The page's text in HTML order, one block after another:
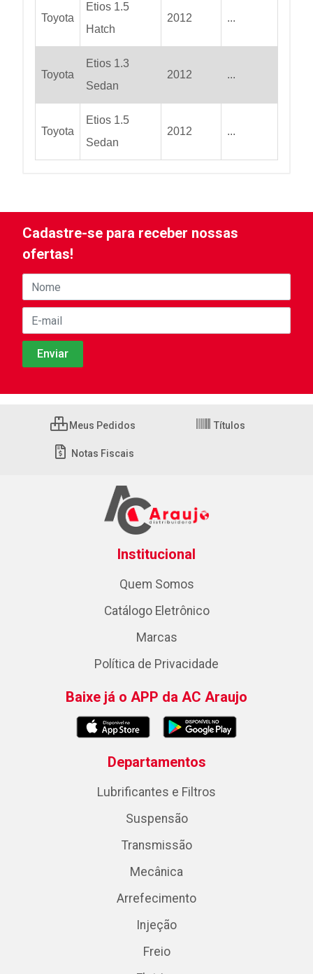
Toyota
Etios 1.5
Hatch
2012 ...
Toyota
Etios 1.3
Sedan
2012 ...
Toyota
Etios 1.5
Sedan
2012 ...
Cadastre-se para receber nossas
ofertas!
Meus Pedidos Títulos
Notas Fiscais
Institucional
Quem Somos
Catálogo Eletrônico
Marcas
Política de Privacidade
Baixe já o APP da AC Araujo
Departamentos
Lubrificantes e Filtros
Suspensão
Transmissão
Mecânica
Arrefecimento
Injeção
Freio